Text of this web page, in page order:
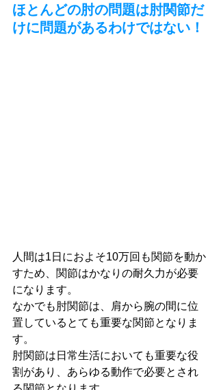
ほとんどの肘の問題は肘関節だ
けに問題があるわけではない！
人間は1日におよそ10万回も関節を動か
すため、関節はかなりの耐久力が必要
になります。
なかでも肘関節は、肩から腕の間に位
置しているとても重要な関節となりま
す。
肘関節は日常生活においても重要な役
割があり、あらゆる動作で必要とされ